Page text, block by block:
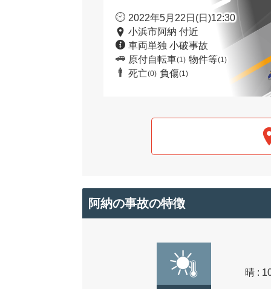
2022年5月22日(日)12:30
小浜市阿納 付近
車両単独 小破事故
原付自転車(1) 物件等(1)
死亡(0) 負傷(1)
阿納の事故の特徴
晴 :